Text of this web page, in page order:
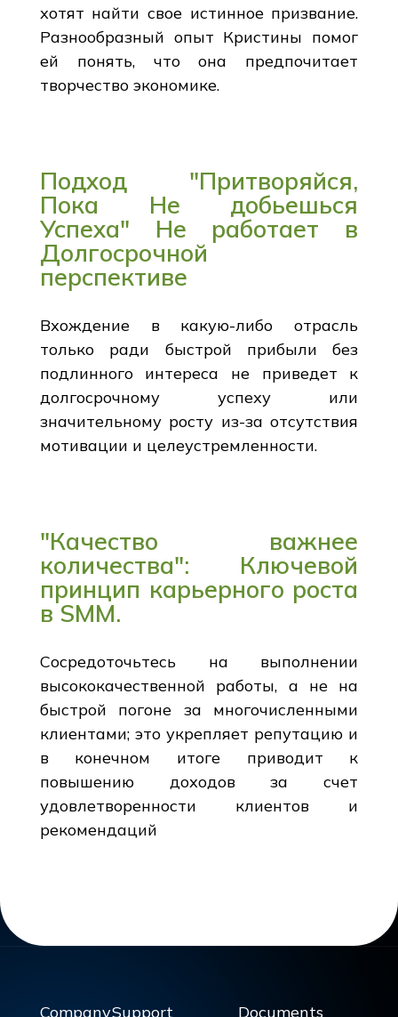
хотят найти свое истинное призвание.
Разнообразный опыт Кристины помог
ей понять, что она предпочитает
творчество экономике.
Подход "Притворяйся,
Пока Не добьешься
Успеха" Не работает в
Долгосрочной
перспективе
Вхождение в какую-либо отрасль
только ради быстрой прибыли без
подлинного интереса не приведет к
долгосрочному успеху или
значительному росту из-за отсутствия
мотивации и целеустремленности.
"Качество важнее
количества": Ключевой
принцип карьерного роста
в SMM.
Сосредоточьтесь на выполнении
высококачественной работы, а не на
быстрой погоне за многочисленными
клиентами; это укрепляет репутацию и
в конечном итоге приводит к
повышению доходов за счет
удовлетворенности клиентов и
рекомендаций
CompanySupport Documents